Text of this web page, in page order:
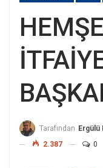
Tarafından Ergülü
2.387
0